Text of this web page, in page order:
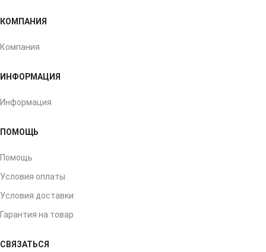
КОМПАНИЯ
Компания
ИНФОРМАЦИЯ
Информация
ПОМОЩЬ
Помощь
Условия оплаты
Условия доставки
Гарантия на товар
СВЯЗАТЬСЯ